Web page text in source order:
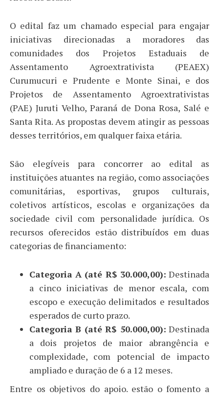
O edital faz um chamado especial para engajar
iniciativas direcionadas a moradores das
comunidades dos Projetos Estaduais de
Assentamento Agroextrativista (PEAEX)
Curumucuri e Prudente e Monte Sinai, e dos
Projetos de Assentamento Agroextrativistas
(PAE) Juruti Velho, Paraná de Dona Rosa, Salé e
Santa Rita. As propostas devem atingir as pessoas
desses territórios, em qualquer faixa etária.
São elegíveis para concorrer ao edital as
instituições atuantes na região, como associações
comunitárias, esportivas, grupos culturais,
coletivos artísticos, escolas e organizações da
sociedade civil com personalidade jurídica. Os
recursos oferecidos estão distribuídos em duas
categorias de financiamento:
Categoria A (até R$ 30.000,00): Destinada
a cinco iniciativas de menor escala, com
escopo e execução delimitados e resultados
esperados de curto prazo.
Categoria B (até R$ 50.000,00): Destinada
a dois projetos de maior abrangência e
complexidade, com potencial de impacto
ampliado e duração de 6 a 12 meses.
Entre os objetivos do apoio. estão o fomento a